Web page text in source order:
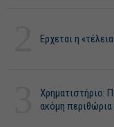
Ερχεται η
Χρηματιστήριο:
ακόμη